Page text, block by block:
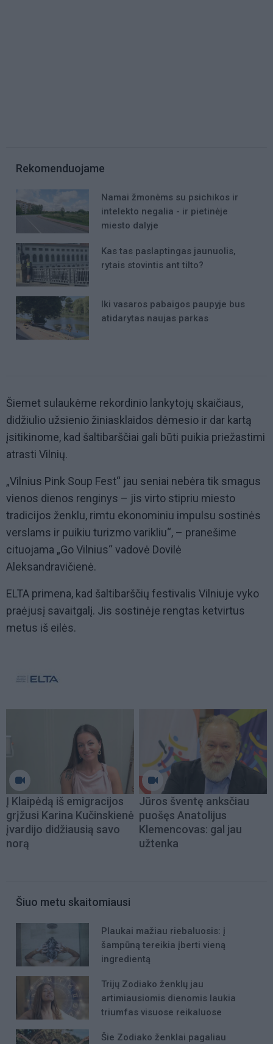
Rekomenduojame
Namai žmonėms su psichikos ir
intelekto negalia - ir pietinėje
miesto dalyje
Kas tas paslaptingas jaunuolis,
rytais stovintis ant tilto?
Iki vasaros pabaigos paupyje bus
atidarytas naujas parkas
Šiemet sulaukėme rekordinio lankytojų skaičiaus,
didžiulio užsienio žiniasklaidos dėmesio ir dar kartą
įsitikinome, kad šaltibarščiai gali būti puikia priežastimi
atrasti Vilnių.
„Vilnius Pink Soup Fest“ jau seniai nebėra tik smagus
vienos dienos renginys – jis virto stipriu miesto
tradicijos ženklu, rimtu ekonominiu impulsu sostinės
verslams ir puikiu turizmo varikliu“, – pranešime
cituojama „Go Vilnius“ vadovė Dovilė
Aleksandravičienė.
ELTA primena, kad šaltibarščių festivalis Vilniuje vyko
praėjusį savaitgalį. Jis sostinėje rengtas ketvirtus
metus iš eilės.
Į Klaipėdą iš emigracijos
grįžusi Karina Kučinskienė
įvardijo didžiausią savo
norą
Jūros šventę anksčiau
puošęs Anatolijus
Klemencovas: gal jau
užtenka
Šiuo metu skaitomiausi
Plaukai mažiau riebaluosis: į
šampūną tereikia įberti vieną
ingredientą
Trijų Zodiako ženklų jau
artimiausiomis dienomis laukia
triumfas visuose reikaluose
Šie Zodiako ženklai pagaliau